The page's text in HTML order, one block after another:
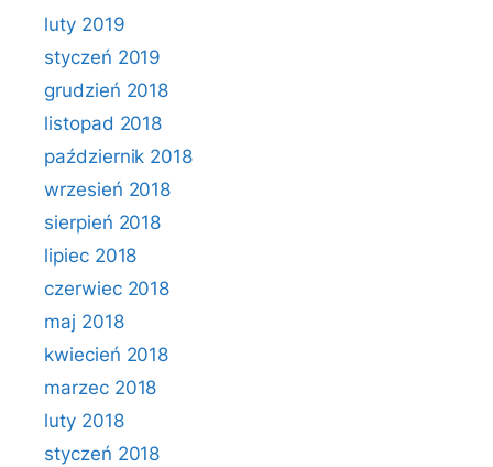
luty 2019
styczeń 2019
grudzień 2018
listopad 2018
październik 2018
wrzesień 2018
sierpień 2018
lipiec 2018
czerwiec 2018
maj 2018
kwiecień 2018
marzec 2018
luty 2018
styczeń 2018